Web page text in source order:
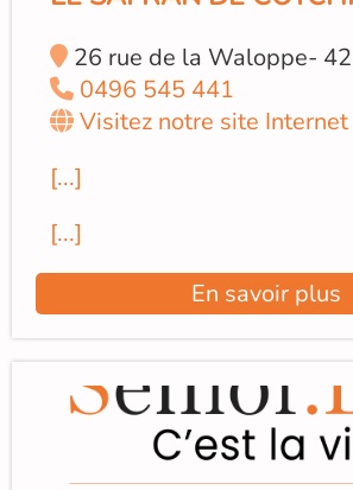
26 rue de la Waloppe-
0496 545 441
Visitez notre site Internet
[...]
[...]
En savoir plus